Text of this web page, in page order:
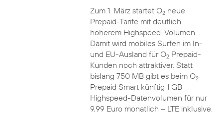
Zum 1. März startet O2neue
Prepaid-Tarife mit deutlich
höherem Highspeed-Volumen.
Damit wird mobiles Surfen im In-
und EU-Ausland für O2Prepaid-
Kunden noch attraktiver. Statt
bislang 750 MB gibt es beim O2
Prepaid Smart künftig 1 GB
Highspeed-Datenvolumen für nur
9,99 Euro monatlich – LTE inklusive.